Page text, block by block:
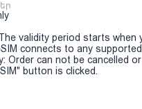
validity period starts when
connects to any
Order can not be cancelled
button is clicked.